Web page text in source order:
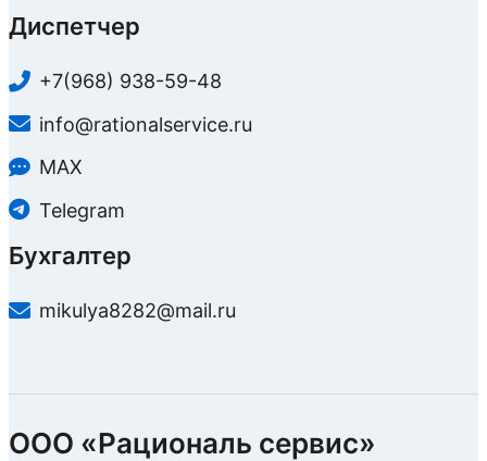
Диспетчер
+7(968) 938-59-48
info@rationalservice.ru
MAX
Telegram
Бухгалтер
mikulya8282@mail.ru
ООО «Рациональ сервис»